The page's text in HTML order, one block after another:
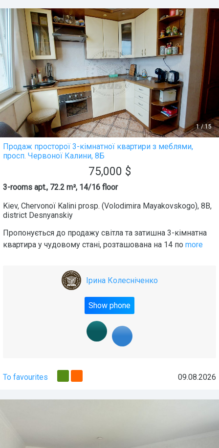
1/15
Продаж просторої 3-кімнатної квартири з меблями,
просп. Червоної Калини, 8Б
75,000 $
3-rooms apt., 72.2 m², 14/16 floor
Kiev, Chervonoї Kalini prosp. (Volodimira Mayakovskogo), 8B,
district Desnyanskiy
Пропонується до продажу світла та затишна 3-кімнатна
квартира у чудовому стані, розташована на 14 по more
Ірина Колесніченко
Show phone
To favourites 09.08.2026